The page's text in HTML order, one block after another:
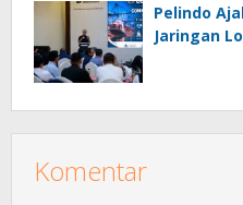
Pelindo
Jaringan
Komentar